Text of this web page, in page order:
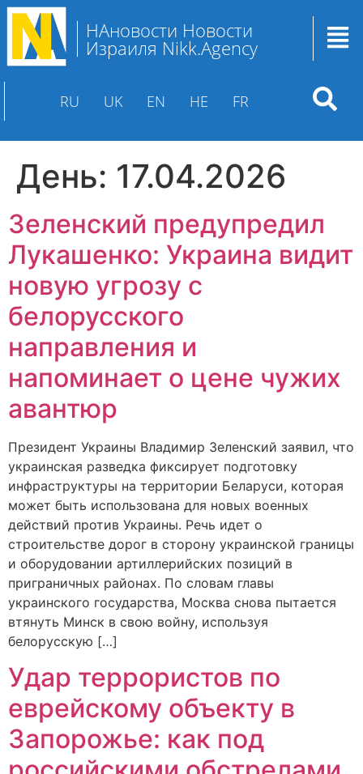
НАновости Новости
Израиля Nikk.Agency
RU UK EN HE FR
День: 17.04.2026
Зеленский предупредил
Лукашенко: Украина видит
новую угрозу с
белорусского
направления и
напоминает о цене чужих
авантюр
Президент Украины Владимир Зеленский заявил, что
украинская разведка фиксирует подготовку
инфраструктуры на территории Беларуси, которая
может быть использована для новых военных
действий против Украины. Речь идет о
строительстве дорог в сторону украинской границы
и оборудовании артиллерийских позиций в
приграничных районах. По словам главы
украинского государства, Москва снова пытается
втянуть Минск в свою войну, используя
белорусскую […]
Удар террористов по
еврейскому объекту в
Запорожье: как под